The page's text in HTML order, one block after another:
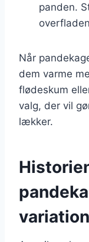
panden.
Når
dem varme
flødeskum
valg, der vil
lækker.